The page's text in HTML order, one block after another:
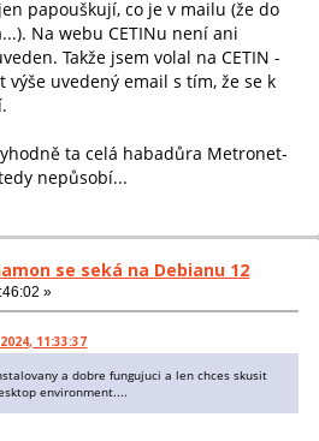
papouškují, co je v mailu (že do
Na webu CETINu není ani
Takže jsem volal na CETIN -
výše uvedený email s tím, že se k
ta celá habadůra Metronet-
nepůsobí...
se seká na Debianu 12
»
11:33:37
a dobre fungujuci a len chces skusit
environment....